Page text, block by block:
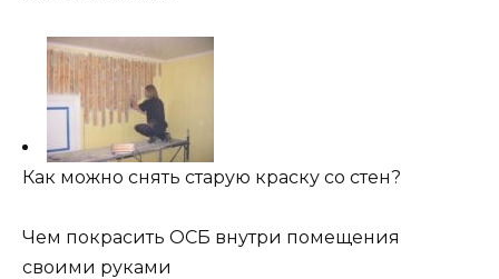
Как можно снять старую краску со стен?
Чем покрасить ОСБ внутри помещения
своими руками